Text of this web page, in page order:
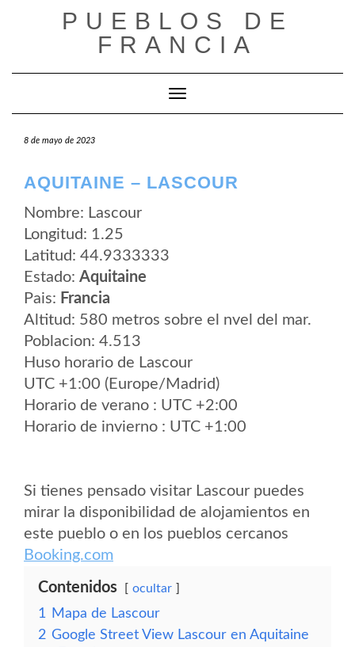
PUEBLOS DE
FRANCIA
Cambiar modo de navegación
8 de mayo de 2023
AQUITAINE – LASCOUR
Nombre: Lascour
Longitud: 1.25
Latitud: 44.9333333
Estado: Aquitaine
Pais: Francia
Altitud: 580 metros sobre el nvel del mar.
Poblacion: 4.513
Huso horario de Lascour
UTC +1:00 (Europe/Madrid)
Horario de verano : UTC +2:00
Horario de invierno : UTC +1:00
Si tienes pensado visitar Lascour puedes
mirar la disponibilidad de alojamientos en
este pueblo o en los pueblos cercanos
Booking.com
Contenidos ocultar
1
Mapa de Lascour
2 Google Street View Lascour en Aquitaine